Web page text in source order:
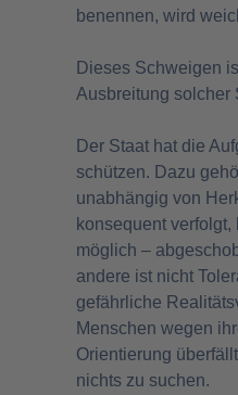
benennen, wird
Dieses Schweigen
Ausbreitung solcher
Der Staat hat die
schützen. Dazu
unabhängig von
konsequent verfolgt,
möglich –
andere ist nicht
gefährliche
Menschen wegen
Orientierung
nichts zu suchen.